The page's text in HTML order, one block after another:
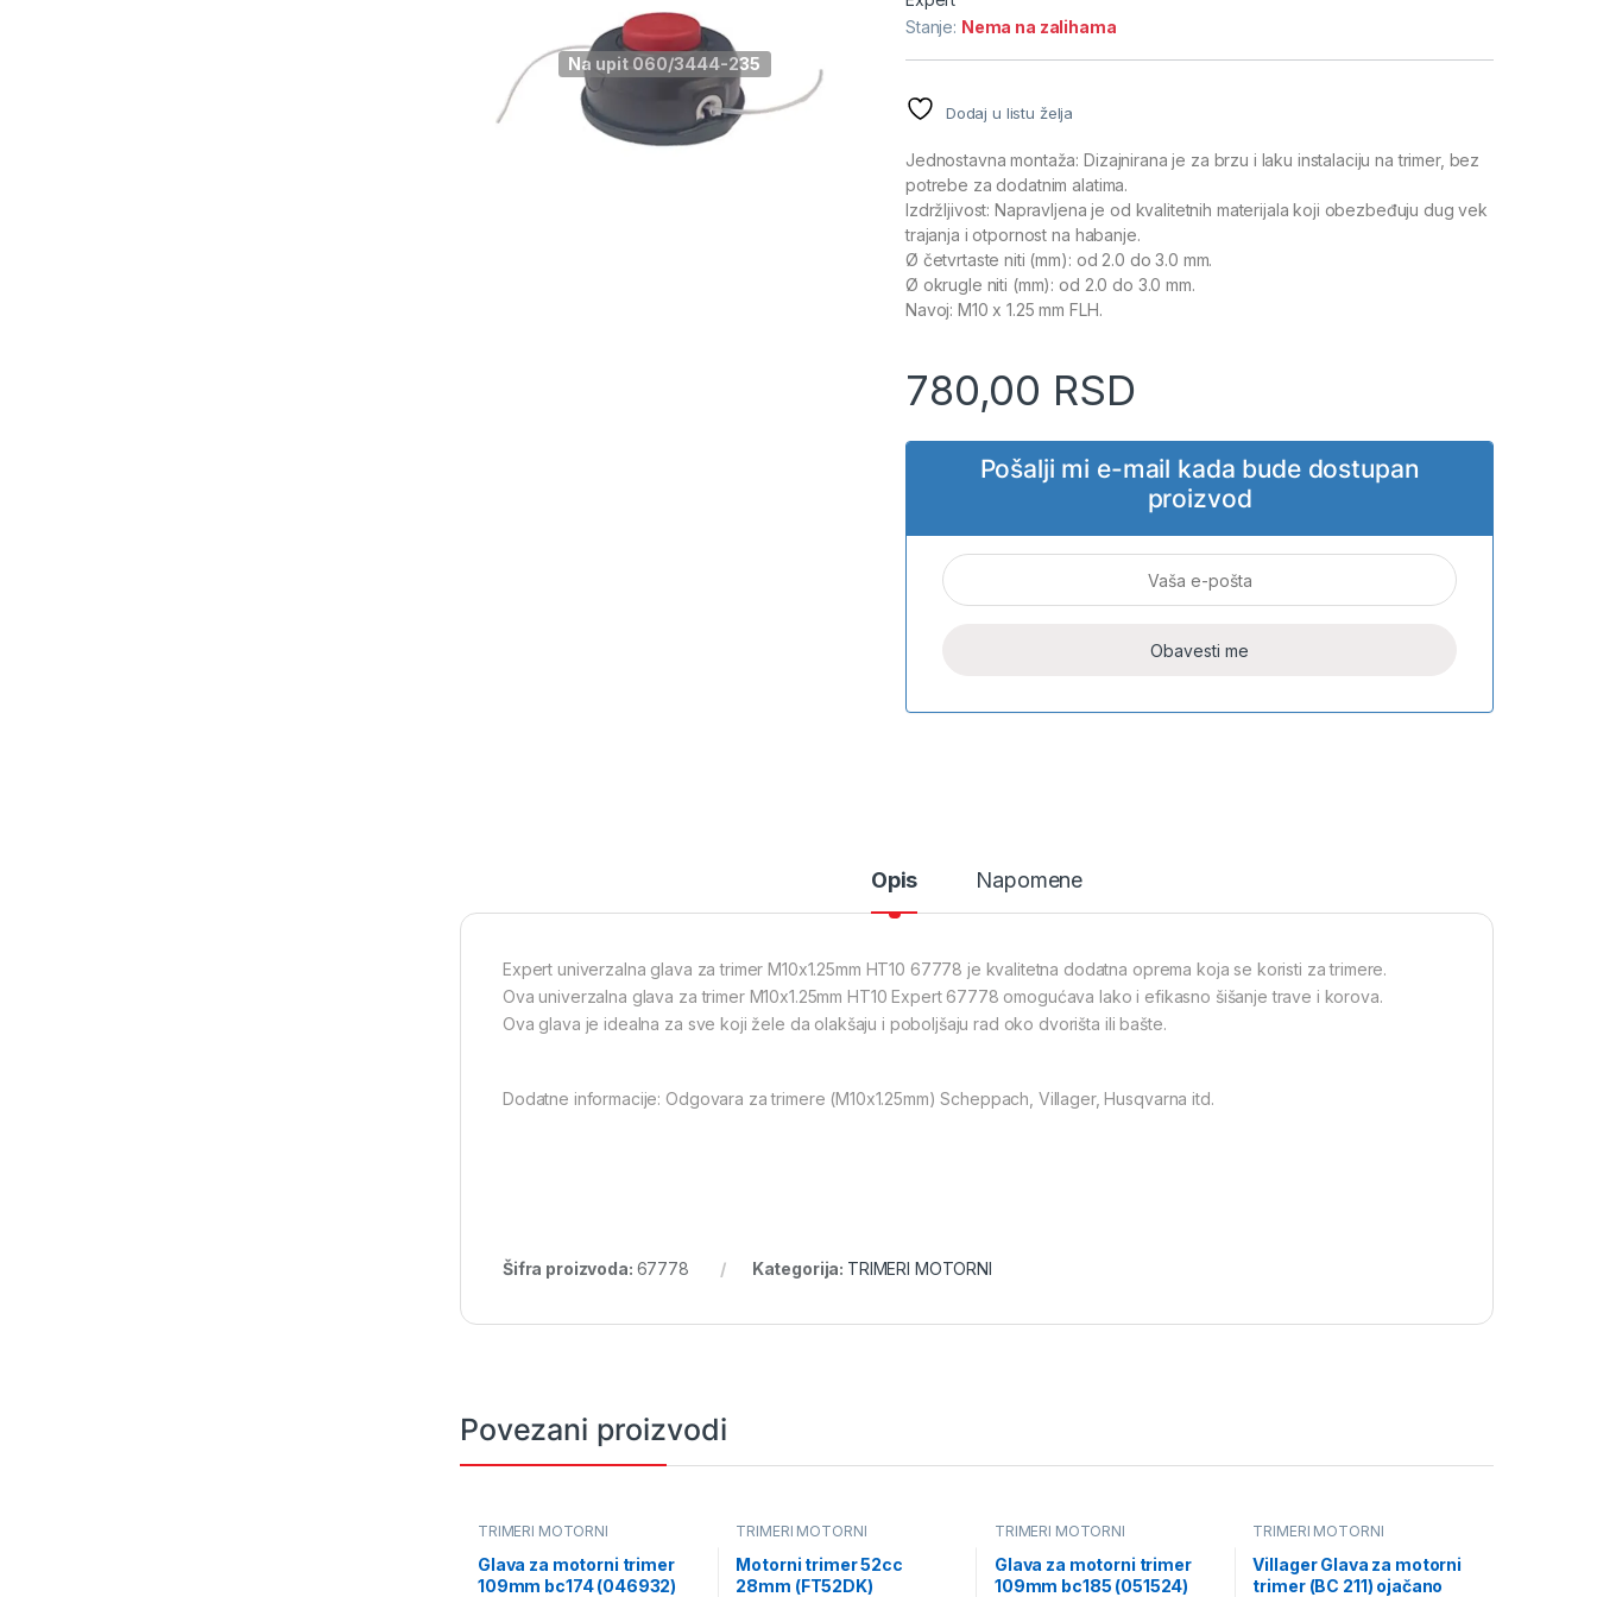
Na upit 060/3444-235
Stanje: Nema na zalihama
Dodaj u listu želja
Jednostavna montaža: Dizajnirana je za brzu i laku instalaciju na trimer, bez
potrebe za dodatnim alatima.
Izdržljivost: Napravljena je od kvalitetnih materijala koji obezbeđuju dug vek
trajanja i otpornost na habanje.
Ø četvrtaste niti (mm): od 2.0 do 3.0 mm.
Ø okrugle niti (mm): od 2.0 do 3.0 mm.
Navoj: M10 x 1.25 mm FLH.
780,00 RSD
Pošalji mi e-mail kada bude dostupan
proizvod
Opis Napomene
Expert univerzalna glava za trimer M10x1.25mm HT10 67778 je kvalitetna dodatna oprema koja se koristi za trimere.
Ova univerzalna glava za trimer M10x1.25mm HT10 Expert 67778 omogućava lako i efikasno šišanje trave i korova.
Ova glava je idealna za sve koji žele da olakšaju i poboljšaju rad oko dvorišta ili bašte.
Dodatne informacije: Odgovara za trimere (M10x1.25mm) Scheppach, Villager, Husqvarna itd.
Šifra proizvoda: 67778 Kategorija: TRIMERI MOTORNI
Povezani proizvodi
TRIMERI MOTORNI
Glava za motorni trimer
109mm bc174 (046932)
TRIMERI MOTORNI
Motorni trimer 52cc
28mm (FT52DK)
TRIMERI MOTORNI
Glava za motorni trimer
109mm bc185 (051524)
TRIMERI MOTORNI
Villager Glava za motorni
trimer (BC 211) ojačano